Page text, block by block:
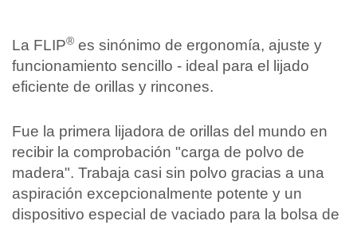
La FLIP® es sinónimo de ergonomía, ajuste y
funcionamiento sencillo - ideal para el lijado
eficiente de orillas y rincones.
Fue la primera lijadora de orillas del mundo en
recibir la comprobación "carga de polvo de
madera". Trabaja casi sin polvo gracias a una
aspiración excepcionalmente potente y un
dispositivo especial de vaciado para la bolsa de